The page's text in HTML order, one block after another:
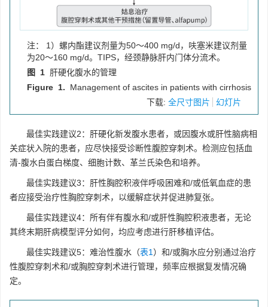
注： 1）螺内酯建议剂量为50～400 mg/d，呋塞米建议剂量
为20～160 mg/d。TIPS，经颈静脉肝内门体分流术。
图 1 肝硬化腹水的管理
Figure 1.
Management of ascites in patients with cirrhosis
下载: 全尺寸图片 幻灯片
最佳实践建议2：肝硬化新发腹水患者，或因腹水或肝性脑病相
关症状入院的患者，应尽快接受诊断性腹腔穿刺术。检测应包括血
清-腹水白蛋白梯度、细胞计数、革兰氏染色和培养。
最佳实践建议3：肝性胸腔积液伴呼吸困难和/或低氧血症的患
者应接受治疗性胸腔穿刺术，以缓解症状并促进肺复张。
最佳实践建议4：所有伴有腹水和/或肝性胸腔积液患者，无论
其终末期肝病模型评分如何，均应考虑进行肝移植评估。
最佳实践建议5：难治性腹水（表1 ）和/或胸水应分别通过治疗
性腹腔穿刺术和/或胸腔穿刺术进行管理，频率应根据复发情况确
定。